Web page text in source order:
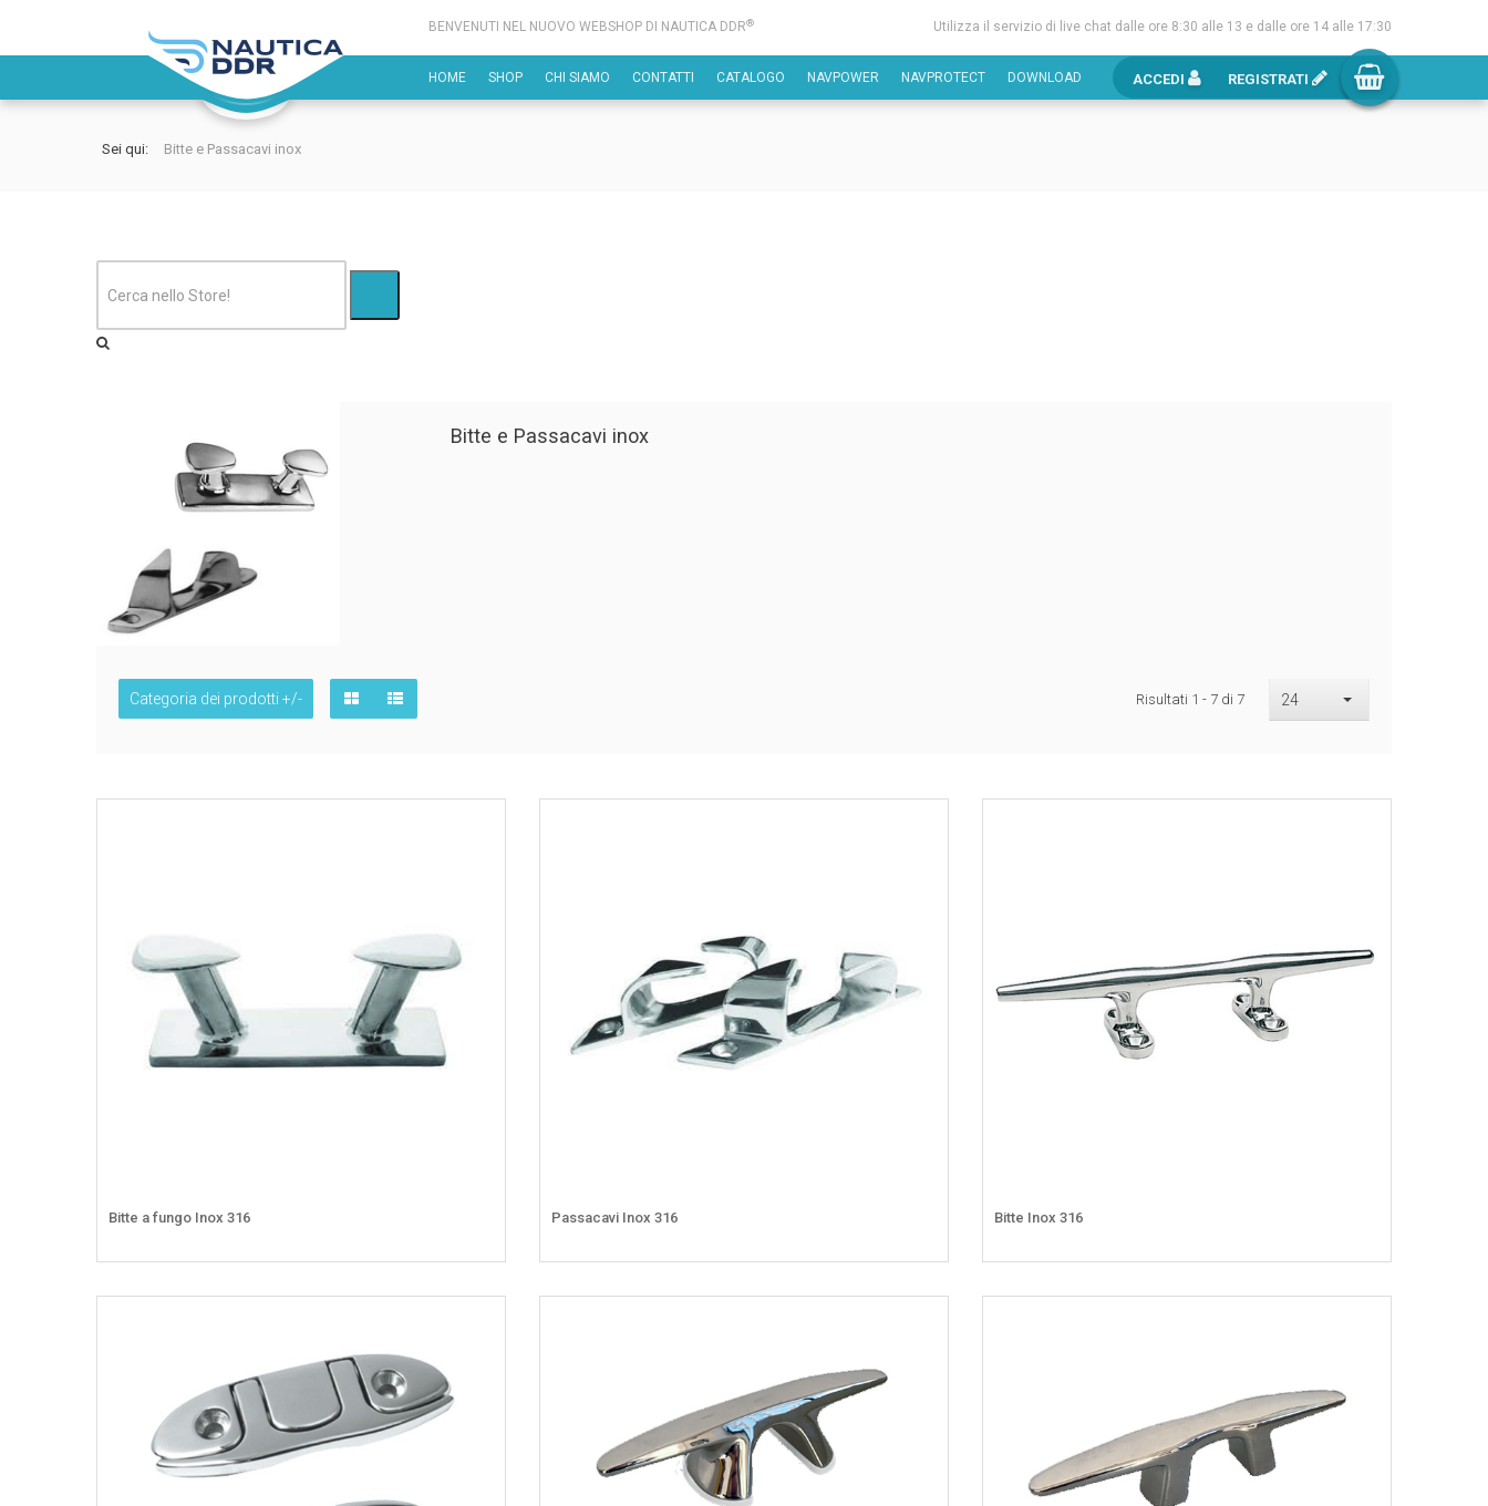
BENVENUTI NEL NUOVO WEBSHOP DI NAUTICA DDR® Utilizza il servizio di live chat dalle ore 8:30 alle 13 e dalle ore 14 alle 17:30
HOME SHOP CHI SIAMO CONTATTI CATALOGO NAVPOWER NAVPROTECT DOWNLOAD ACCEDI REGISTRATI
Sei qui: Bitte e Passacavi inox
Bitte e Passacavi inox
Categoria dei prodotti +/- Risultati 1 - 7 di 7 24
Bitte a fungo Inox 316 Passacavi Inox 316 Bitte Inox 316